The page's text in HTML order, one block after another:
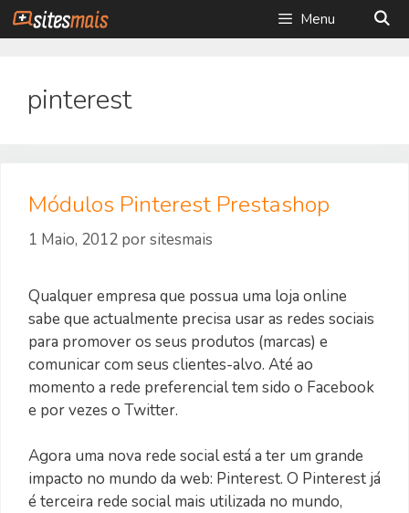
Saltar
para
Menu
pinterest
Módulos Pinterest Prestashop
1 Maio, 2012 porsitesmais
Qualquer empresa que possua uma loja online
sabe que actualmente precisa usar as redes sociais
para promover os seus produtos (marcas) e
comunicar com seus clientes-alvo. Até ao
momento a rede preferencial tem sido o Facebook
e por vezes o Twitter.
Agora uma nova rede social está a ter um grande
impacto no mundo da web: Pinterest. O Pinterest já
é terceira rede social mais utilizada no mundo,